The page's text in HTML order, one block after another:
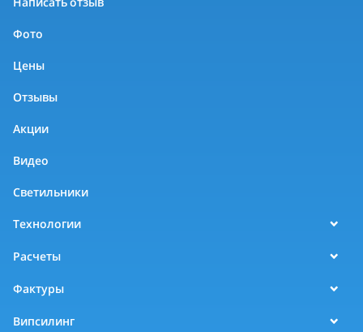
Фото
Цены
Отзывы
Акции
Видео
Светильники
Технологии
Расчеты
Фактуры
Випсилинг